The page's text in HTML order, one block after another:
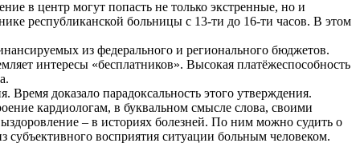
в центр могут попасть не только экстренные, но и
республиканской больницы с 13-ти до 16-ти часов. В этом
из федерального и регионального бюджетов.
интересы «бесплатников». Высокая платёжеспособность
доказало парадоксальность этого утверждения.
кардиологам, в буквальном смысле слова, своими
– в историях болезней. По ним можно судить о
субъективного восприятия ситуации больным человеком.